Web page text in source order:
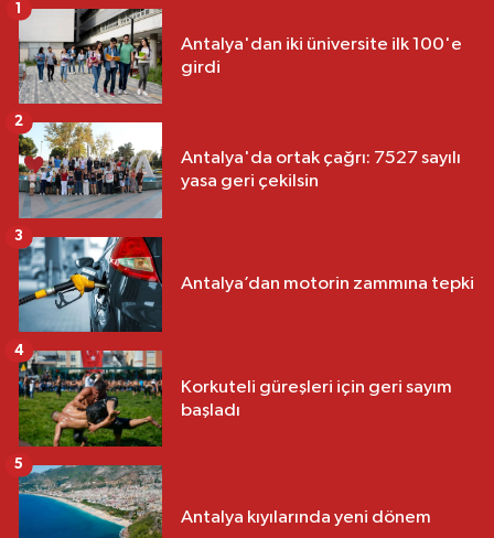
Antalya'dan iki üniversite ilk 100'e
girdi
1
Antalya'da ortak çağrı: 7527 sayılı
yasa geri çekilsin
2
Antalya’dan motorin zammına tepki
3
Korkuteli güreşleri için geri sayım
başladı
4
Antalya kıyılarında yeni dönem
5